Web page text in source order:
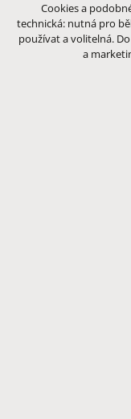
Cookies a
technická: nutná pro
používat a volitelná.
a